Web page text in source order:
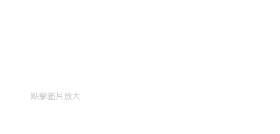
點擊圖片放大